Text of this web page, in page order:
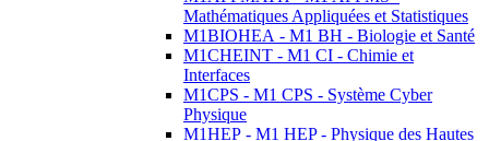
Mathématiques Appliquées et Statistiques
M1BIOHEA - M1 BH - Biologie et Santé
M1CHEINT - M1 CI - Chimie et
Interfaces
M1CPS - M1 CPS - Système Cyber
Physique
M1HEP - M1 HEP - Physique des Hautes